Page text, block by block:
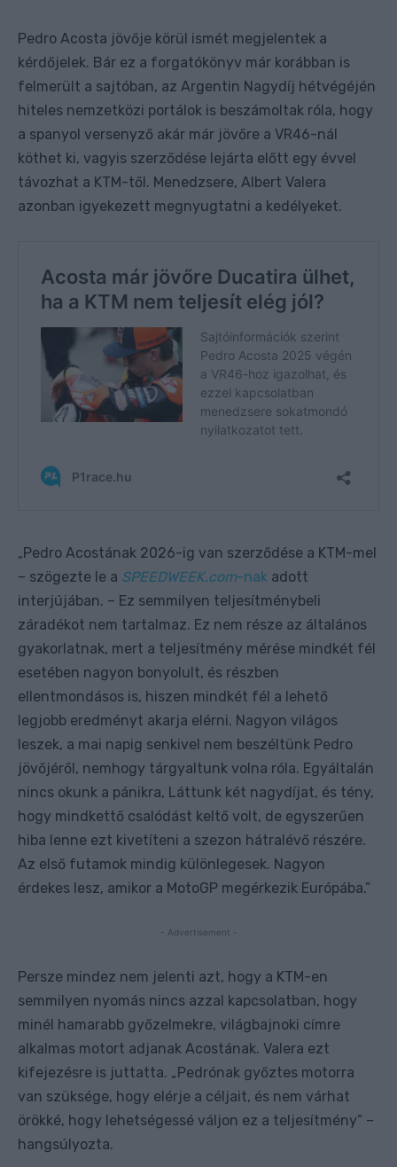
Pedro Acosta jövője körül ismét megjelentek a
kérdőjelek. Bár ez a forgatókönyv már korábban is
felmerült a sajtóban, az Argentin Nagydíj hétvégéjén
hiteles nemzetközi portálok is beszámoltak róla, hogy
a spanyol versenyző akár már jövőre a VR46-nál
köthet ki, vagyis szerződése lejárta előtt egy évvel
távozhat a KTM-től. Menedzsere, Albert Valera
azonban igyekezett megnyugtatni a kedélyeket.
„Pedro Acostának 2026-ig van szerződése a KTM-mel
– szögezte le a SPEEDWEEK.com-nak adott
interjújában. – Ez semmilyen teljesítménybeli
záradékot nem tartalmaz. Ez nem része az általános
gyakorlatnak, mert a teljesítmény mérése mindkét fél
esetében nagyon bonyolult, és részben
ellentmondásos is, hiszen mindkét fél a lehető
legjobb eredményt akarja elérni. Nagyon világos
leszek, a mai napig senkivel nem beszéltünk Pedro
jövőjéről, nemhogy tárgyaltunk volna róla. Egyáltalán
nincs okunk a pánikra, Láttunk két nagydíjat, és tény,
hogy mindkettő csalódást keltő volt, de egyszerűen
hiba lenne ezt kivetíteni a szezon hátralévő részére.
Az első futamok mindig különlegesek. Nagyon
érdekes lesz, amikor a MotoGP megérkezik Európába.”
- Advertisement -
Persze mindez nem jelenti azt, hogy a KTM-en
semmilyen nyomás nincs azzal kapcsolatban, hogy
minél hamarabb győzelmekre, világbajnoki címre
alkalmas motort adjanak Acostának. Valera ezt
kifejezésre is juttatta. „Pedrónak győztes motorra
van szüksége, hogy elérje a céljait, és nem várhat
örökké, hogy lehetségessé váljon ez a teljesítmény” –
hangsúlyozta.